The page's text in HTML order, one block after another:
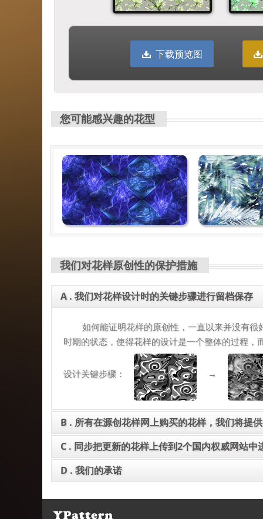
下载预览图
您可能感兴趣的花型
我们对花样原创性的保护措施
A . 我们对花样设计时的关键步骤进行留档保存
如何能证明花样的原创性，一直以来并没有很
时期的状态，使得花样的设计是一个整体的过程
设计关键步骤： →
B . 所有在源创花样网上购买的花样，我们将提
凡是在《源创花样网》上购买的花样，无论购买
数字证书：
C . 同步把更新的花样上传到2个国内权威网站中
《源创花样网》上的所有花样我们都将同步更新
D . 我们的承诺
在国内花样版权保护判定不确定因素存在的环境
本站出示版权仲裁部门的判决书，本站将作出最终